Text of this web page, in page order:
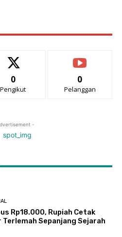
0
Pengikut
0
Pelanggan
-
Rp18.000, Rupiah Cetak
Terlemah Sepanjang Sejarah